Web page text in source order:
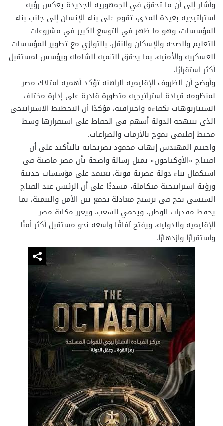
وأشار إلى أن ما تحقق في الجمهورية الجديدة يعكس رؤية
استراتيجية بعيدة المدى، تقوم على بناء الإنسان إلى جانب بناء
المؤسسات، وهو ما ظهر في التوسع الكبير في مشروعات
التعليم والصحة والإسكان والنقل، بالتوازي مع تطوير المؤسسات
العسكرية والأمنية، بما يحقق التنمية الشاملة ويؤسس لمستقبل
أكثر استقرارًا.
وأوضح أن الظروف الإقليمية الراهنة تؤكد أهمية امتلاك مصر
لمنظومة قيادة استراتيجية متطورة قادرة على إدارة مختلف
السيناريوهات بكفاءة واحترافية، مؤكدًا أن التخطيط الاستراتيجي
الذي تنتهجه الدولة أسهم في الحفاظ على استقرارها وسط
محيط إقليمي يموج بالأزمات والصراعات.
واختتم المهندس إيهاب محمود تصريحاته بالتأكيد على أن
افتتاح «الأوكتاجون» يمثل رسالة واضحة بأن مصر ماضية في
استكمال بناء دولة عصرية قوية، تعتمد على مؤسسات حديثة
ورؤية استراتيجية متكاملة، مشددًا على أن الرئيس عبد الفتاح
السيسي نجح في ترسيخ معادلة تجمع بين الأمن والتنمية، بما
يحفظ مقدرات الوطن، ويحمي الشعب، ويعزز مكانة مصر
الإقليمية والدولية، ويفتح آفاقًا واسعة نحو مستقبل أكثر أمنًا
واستقرارًا وازدهارًا.